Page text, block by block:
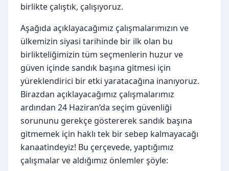
birlikte çalıştık, çalışıyoruz.
Aşağıda açıklayacağımız çalışmalarımızın ve
ülkemizin siyasi tarihinde bir ilk olan bu
birlikteliğimizin tüm seçmenlerin huzur ve
güven içinde sandık başına gitmesi için
yüreklendirici bir etki yaratacağına inanıyoruz.
Birazdan açıklayacağımız çalışmalarımız
ardından 24 Haziran’da seçim güvenliği
sorununu gerekçe göstererek sandık başına
gitmemek için haklı tek bir sebep kalmayacağı
kanaatindeyiz! Bu çerçevede, yaptığımız
çalışmalar ve aldığımız önlemler şöyle: